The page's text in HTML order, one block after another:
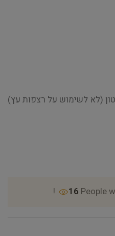
(לא לשימוש על רצפות עץ)
16 People